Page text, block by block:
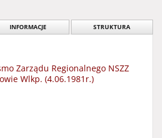
INFORMACJE STRUKTURA
Zarządu Regionalnego NSZZ
Wlkp. (4.06.1981r.)